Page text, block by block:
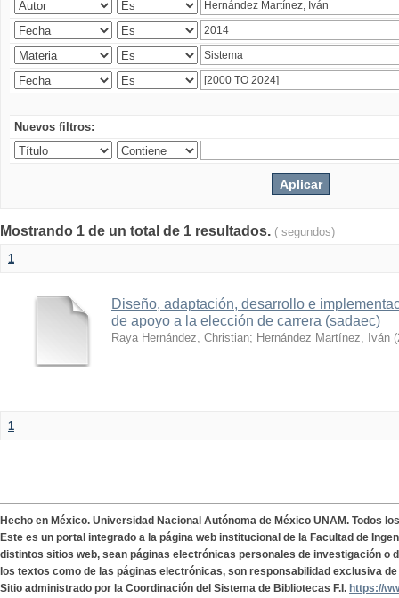
Nuevos filtros:
Mostrando 1 de un total de 1 resultados. ( segundos)
1
Diseño, adaptación, desarrollo e
de apoyo a la elección de carrera (sadaec)
Raya Hernández, Christian; Hernández Martínez, Iván (
1
Hecho en México. Universidad Nacional Autónoma de México UNAM. Todos
Este es un portal integrado a la página web institucional de la Facultad de
distintos sitios web, sean páginas electrónicas personales de investigación o
los textos como de las páginas electrónicas, son responsabilidad exclusiva
Sitio administrado por la Coordinación del Sistema de Bibliotecas F.I. https://